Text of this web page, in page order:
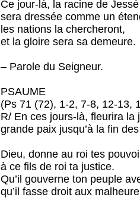
Ce jour-là, la racine de Jessé
sera dressée comme un
les nations la chercheront,
et la gloire sera sa demeure.
– Parole du Seigneur.
PSAUME
(Ps 71 (72), 1-2, 7-8, 12-13,
R/ En ces jours-là, fleurira la
grande paix jusqu’à la fin
Dieu, donne au roi tes
à ce fils de roi ta justice.
Qu’il gouverne ton peuple
qu’il fasse droit aux